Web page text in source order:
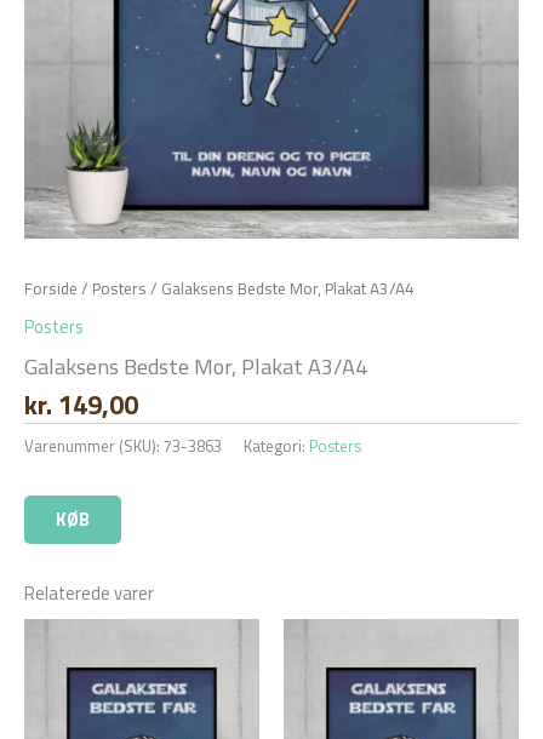
Forside / Posters / Galaksens Bedste Mor, Plakat A3/A4
Posters
Galaksens Bedste Mor, Plakat A3/A4
kr. 149,00
Varenummer (SKU): 73-3863 Kategori: Posters
KØB
Relaterede varer